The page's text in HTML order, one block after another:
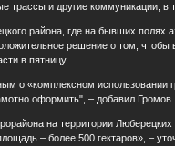
трассы и другие коммуникации, в
района, где на бывших полях
решение о том, чтобы
в пятницу.
«комплексном использовании
оформить", – добавил Громов.
на территории
– более 500 гектаров», –